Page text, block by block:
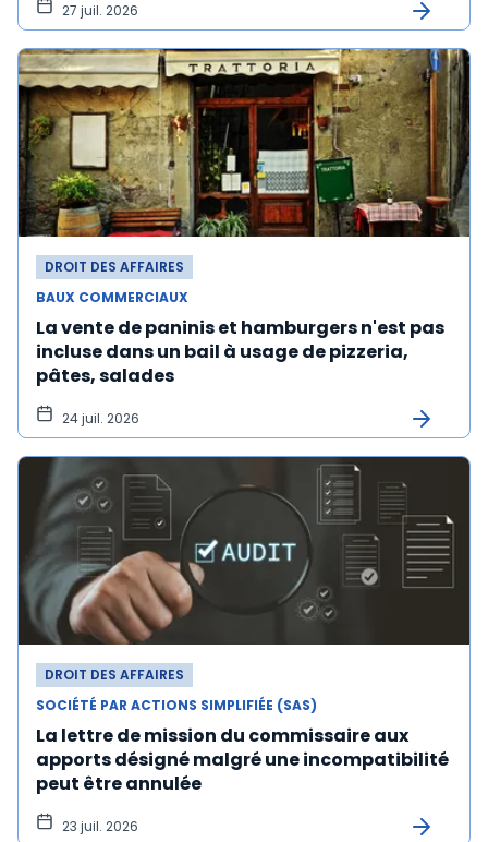
27 juil. 2026
DROIT DES AFFAIRES
BAUX COMMERCIAUX
La vente de paninis et hamburgers n'est pas
incluse dans un bail à usage de pizzeria,
pâtes, salades
24 juil. 2026
DROIT DES AFFAIRES
SOCIÉTÉ PAR ACTIONS SIMPLIFIÉE (SAS)
La lettre de mission du commissaire aux
apports désigné malgré une incompatibilité
peut être annulée
23 juil. 2026